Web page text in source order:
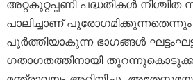
അറ്റകുറ്റപ്പണി പദ്ധതികൾ
പാലിച്ചാണ്
പൂർത്തിയാകുന്ന ഭാഗങ്ങൾ
ഗതാഗതത്തിനായി